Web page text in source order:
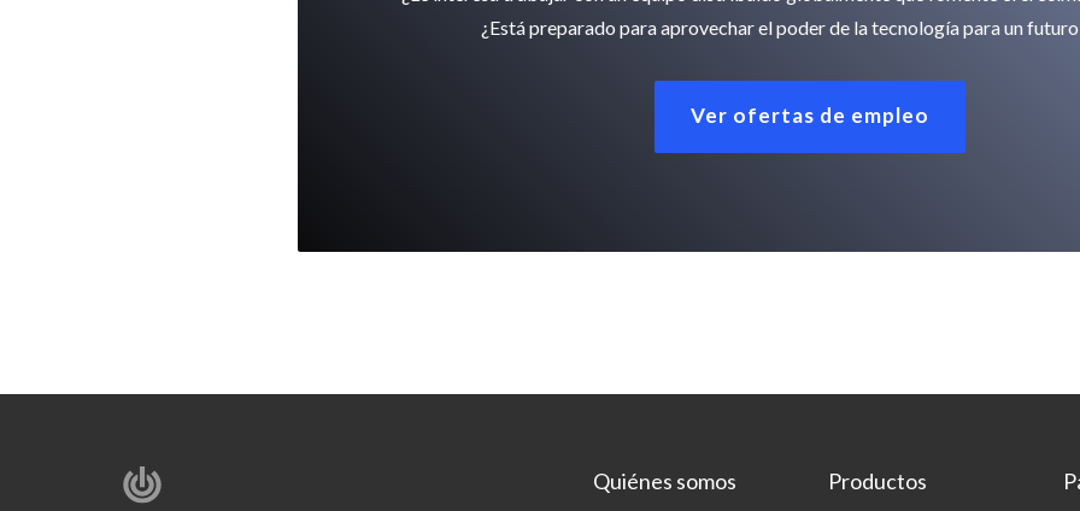
¿Está preparado para aprovechar el poder de la tecnología para un
Ver ofertas de empleo
Quiénes somos Productos